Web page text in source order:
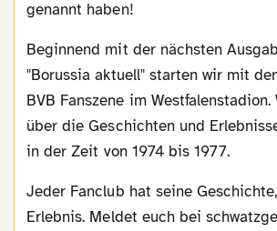
genannt haben!
Beginnend mit der nächsten Ausgabe der
"Borussia aktuell" starten wir mit
BVB Fanszene im
über die Geschichten und
in der Zeit von 1974 bis 1977.
Jeder Fanclub hat seine Geschichte, jeder Fan sein
Erlebnis. Meldet euch bei